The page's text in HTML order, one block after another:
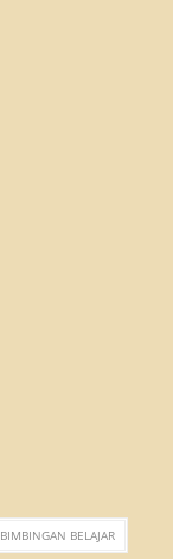
BIMBINGAN BELAJAR